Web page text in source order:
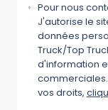
Pour nous
J'autorise le
données
Truck/Top
d'information
vos droits,